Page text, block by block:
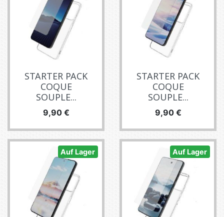
STARTER PACK
COQUE
SOUPLE...
Preis
9,90 €
STARTER PACK
COQUE
SOUPLE...
Preis
9,90 €
Auf Lager Auf Lager